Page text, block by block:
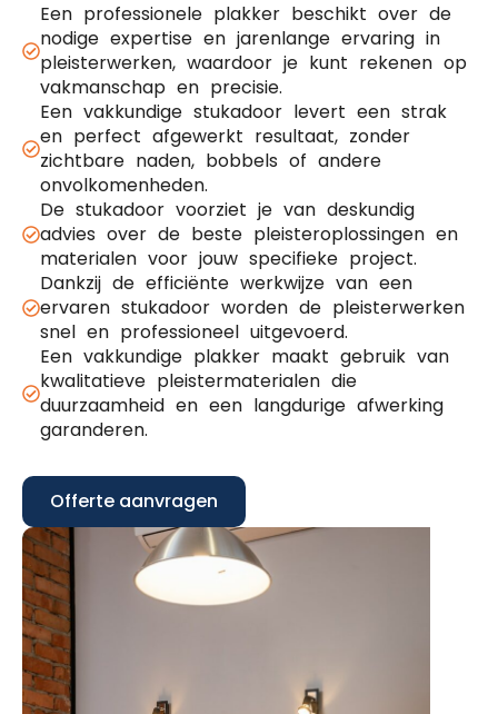
Een professionele plakker beschikt over de
nodige expertise en jarenlange ervaring in
pleisterwerken, waardoor je kunt rekenen op
vakmanschap en precisie.
Een vakkundige stukadoor levert een strak
en perfect afgewerkt resultaat, zonder
zichtbare naden, bobbels of andere
onvolkomenheden.
De stukadoor voorziet je van deskundig
advies over de beste pleisteroplossingen en
materialen voor jouw specifieke project.
Dankzij de efficiënte werkwijze van een
ervaren stukadoor worden de pleisterwerken
snel en professioneel uitgevoerd.
Een vakkundige plakker maakt gebruik van
kwalitatieve pleistermaterialen die
duurzaamheid en een langdurige afwerking
garanderen.
Offerte aanvragen